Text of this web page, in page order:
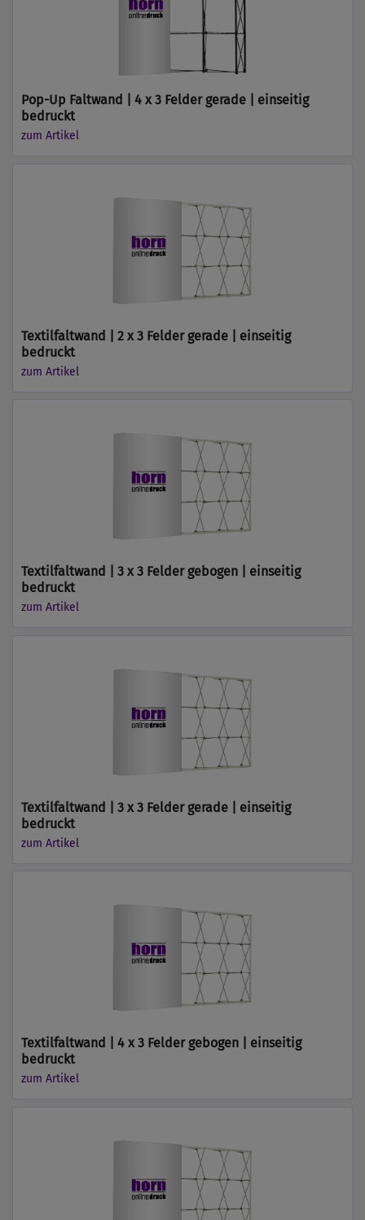
Pop-Up Faltwand | 4 x 3 Felder gerade | einseitig
bedruckt
zum Artikel
Textilfaltwand | 2 x 3 Felder gerade | einseitig
bedruckt
zum Artikel
Textilfaltwand | 3 x 3 Felder gebogen | einseitig
bedruckt
zum Artikel
Textilfaltwand | 3 x 3 Felder gerade | einseitig
bedruckt
zum Artikel
Textilfaltwand | 4 x 3 Felder gebogen | einseitig
bedruckt
zum Artikel